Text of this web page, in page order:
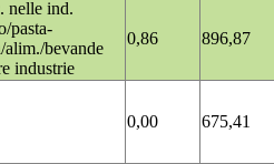
nelle ind.
pasta-
alim./bevande
industrie
0,86 896,87
0,00 675,41